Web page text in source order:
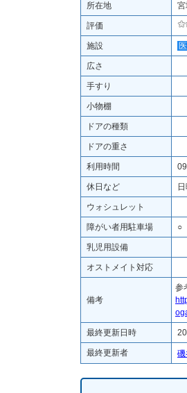
所在地
評価
施設 医
広さ
手すり
小物棚
ドアの種類
ドアの重さ
利用時間
休日など
ウォシュレット
障がい者用駐車場 ○
乳児用設備
オストメイト対応
備考
参
最終更新日時
最終更新者